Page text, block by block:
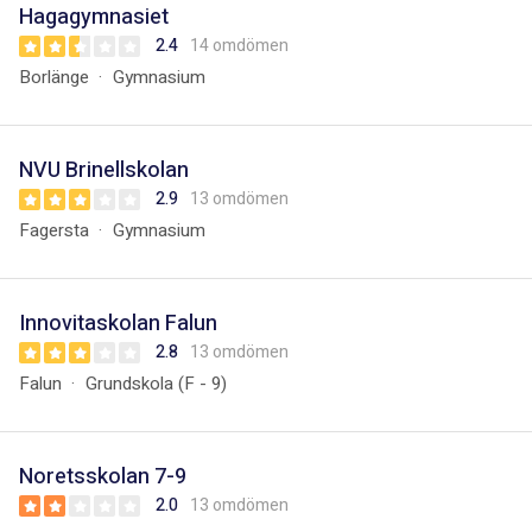
Hagagymnasiet
2.4 14 omdömen
Borlänge Gymnasium
NVU Brinellskolan
2.9 13 omdömen
Fagersta Gymnasium
Innovitaskolan Falun
2.8 13 omdömen
Falun Grundskola (F - 9)
Noretsskolan 7-9
2.0 13 omdömen